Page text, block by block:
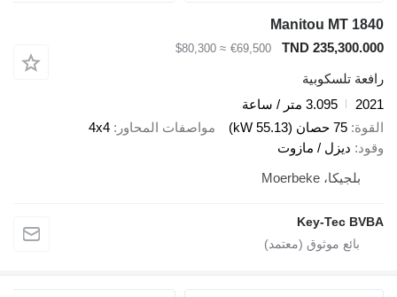
Manitou MT 1840
TND 235,300.000
€69,500
≈ $80,300
رافعة تلسكوبية
2021
3.095 متر / ساعة
القوة 75 حصان (55.13 kW) مواصفات المحاور
4x4
وقود ديزل / مازوت
بلجيكا، Moerbeke
Key-Tec BVBA